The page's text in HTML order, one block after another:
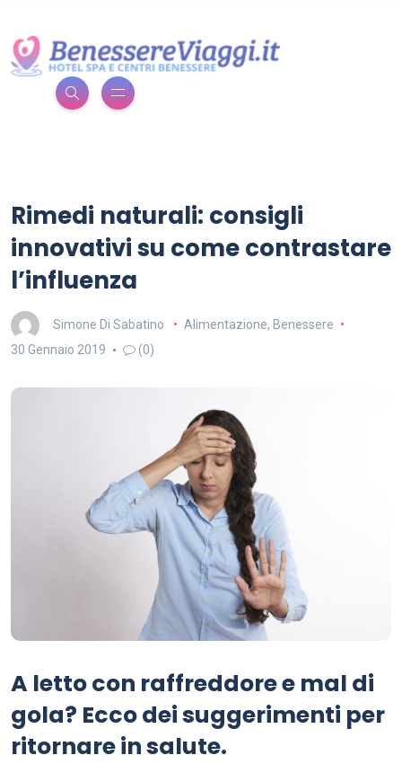
Rimedi naturali: consigli
innovativi su come contrastare
l’influenza
Simone Di Sabatino Alimentazione, Benessere
30 Gennaio 2019
(0)
A letto con raffreddore e mal di
gola? Ecco dei suggerimenti per
ritornare in salute.